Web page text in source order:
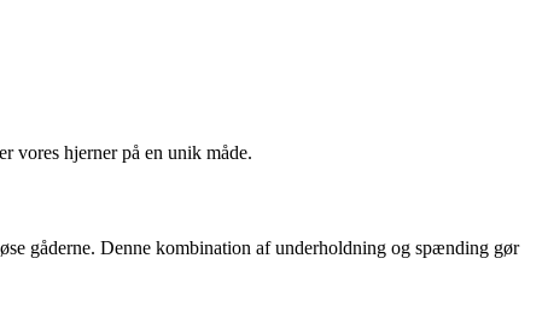
vores hjerner på en unik måde.
gåderne. Denne kombination af underholdning og spænding gør